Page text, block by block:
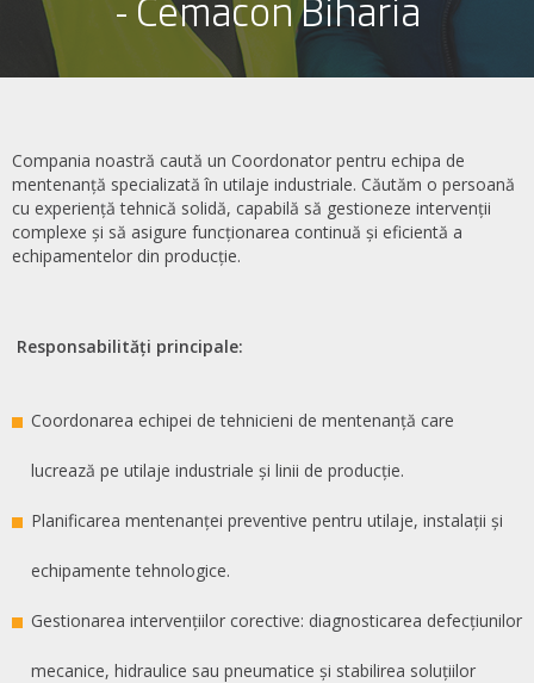
Compania noastră caută un Coordonator pentru echipa de
mentenanță specializată în utilaje industriale. Căutăm o persoană
cu experiență tehnică solidă, capabilă să gestioneze intervenții
complexe și să asigure funcționarea continuă și eficientă a
echipamentelor din producție.
Responsabilități principale:
Coordonarea echipei de tehnicieni de mentenanță care
lucrează pe utilaje industriale și linii de producție.
Planificarea mentenanței preventive pentru utilaje, instalații și
echipamente tehnologice.
Gestionarea intervențiilor corective: diagnosticarea defecțiunilor
mecanice, hidraulice sau pneumatice și stabilirea soluțiilor